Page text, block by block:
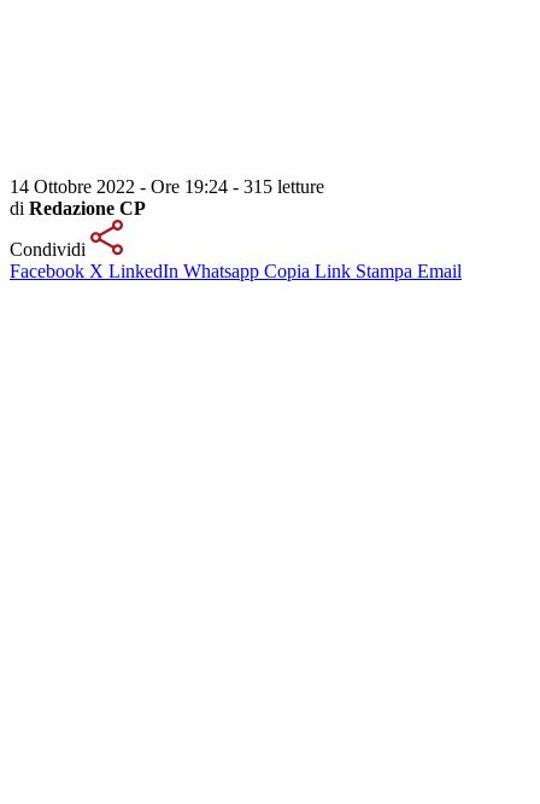
14 Ottobre 2022 - Ore 19:24 - 315 letture
di Redazione CP
Condividi
Facebook X LinkedIn Whatsapp Copia Link Stampa Email